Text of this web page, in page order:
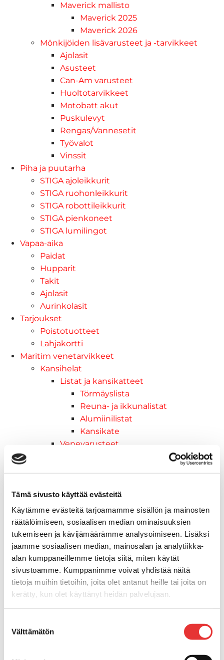
Tämä sivusto käyttää evästeitä
Käytämme evästeitä tarjoamamme sisällön ja mainosten
räätälöimiseen, sosiaalisen median ominaisuuksien
tukemiseen ja kävijämäärämme analysoimiseen. Lisäksi
jaamme sosiaalisen median, mainosalan ja analytiikka-
alan kumppaneillemme tietoja siitä, miten käytät
sivustoamme. Kumppanimme voivat yhdistää näitä
tietoja muihin tietoihin, joita olet antanut heille tai joita on
kerätty, kun olet käyttänyt heidän palvelujaan.
valinta
Välttämätön
Maverick mallisto
Maverick 2025
Maverick 2026
Mönkijöiden lisävarusteet ja -tarvikkeet
Ajolasit
Asusteet
Can-Am varusteet
Huoltotarvikkeet
Motobatt akut
Puskulevyt
Rengas/Vannesetit
Työvalot
Vinssit
Piha ja puutarha
STIGA ajoleikkurit
STIGA ruohonleikkurit
STIGA robottileikkurit
STIGA pienkoneet
STIGA lumilingot
Vapaa-aika
Paidat
Hupparit
Takit
Ajolasit
Aurinkolasit
Tarjoukset
Poistotuotteet
Lahjakortti
Maritim venetarvikkeet
Kansihelat
Listat ja kansikatteet
Törmäyslista
Reuna- ja ikkunalistat
Alumiinilistat
Kansikate
Venevarusteet
Reuna-, köli-, törmäyslistat ja
Köli- ja eväsuojat
Listat ja kansikatteet
Muut tarvikkeet
Köli- ja eväsuojat
Venetikkaat
Keulatikkaat, -tasot ja
varusteet
Kasettitikkaat
Keulatikkaat
Kaide- ja kuomuhelat
Kaidevaijerit, -verkot ja
Keulatikkaat, -tasot ja